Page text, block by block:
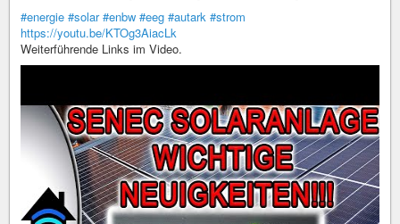
#energie #solar #enbw #eeg #autark #strom
https://youtu.be/KTOg3AiacLk
Weiterführende Links im Video.